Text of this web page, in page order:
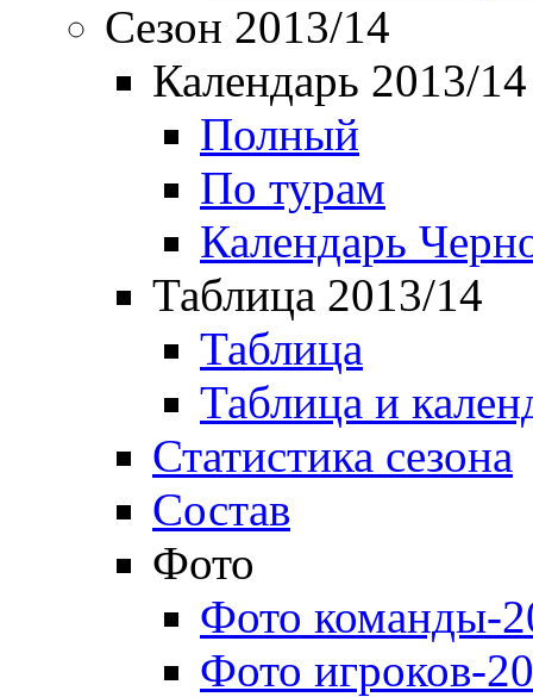
Сезон 2013/14
Календарь 2013/14
Полный
По турам
Календарь
Таблица 2013/14
Таблица
Таблица и
Статистика сезона
Состав
Фото
Фото команды-
Фото игроков-